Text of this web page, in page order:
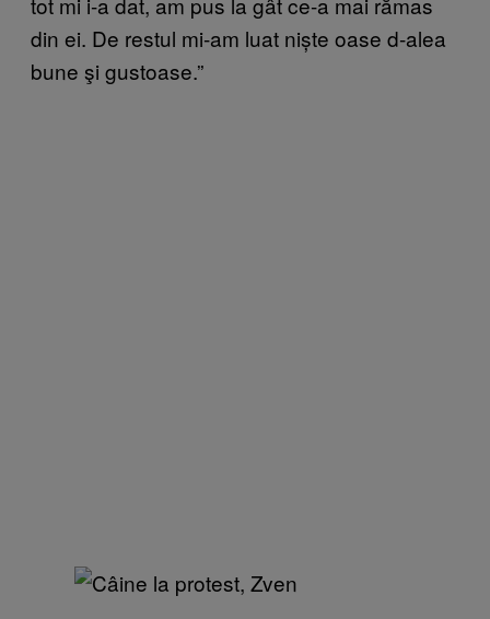
din ei. De restul mi-am luat niște oase d-alea
bune şi gustoase.”